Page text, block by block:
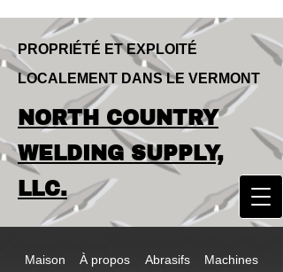
LOCALLY OWNED & OPERATED IN
VERMONT
NORTH COUNTRY
WELDING SUPPLY,
LLC
PROPRIÉTÉ ET EXPLOITÉ
LOCALEMENT DANS LE VERMONT
NORTH COUNTRY
WELDING SUPPLY,
LLC.
Maison À propos Abrasifs Machines